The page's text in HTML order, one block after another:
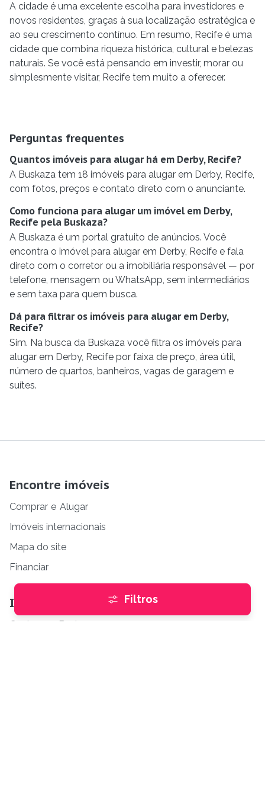
Filtros
A cidade é uma excelente escolha para investidores e
novos residentes, graças à sua localização estratégica e
ao seu crescimento contínuo. Em resumo, Recife é uma
cidade que combina riqueza histórica, cultural e belezas
naturais. Se você está pensando em investir, morar ou
simplesmente visitar, Recife tem muito a oferecer.
Perguntas frequentes
Quantos imóveis para alugar há em Derby, Recife?
A Buskaza tem 18 imóveis para alugar em Derby, Recife,
com fotos, preços e contato direto com o anunciante.
Como funciona para alugar um imóvel em Derby,
Recife pela Buskaza?
A Buskaza é um portal gratuito de anúncios. Você
encontra o imóvel para alugar em Derby, Recife e fala
direto com o corretor ou a imobiliária responsável — por
telefone, mensagem ou WhatsApp, sem intermediários
e sem taxa para quem busca.
Dá para filtrar os imóveis para alugar em Derby,
Recife?
Sim. Na busca da Buskaza você filtra os imóveis para
alugar em Derby, Recife por faixa de preço, área útil,
número de quartos, banheiros, vagas de garagem e
suítes.
Encontre imóveis
Comprar e Alugar
Imóveis internacionais
Mapa do site
Financiar
Institucional
Conheça a Buskaza